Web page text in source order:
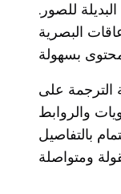
للصور.
البصرية
الترجمة على
والروابط
بالتفاصيل